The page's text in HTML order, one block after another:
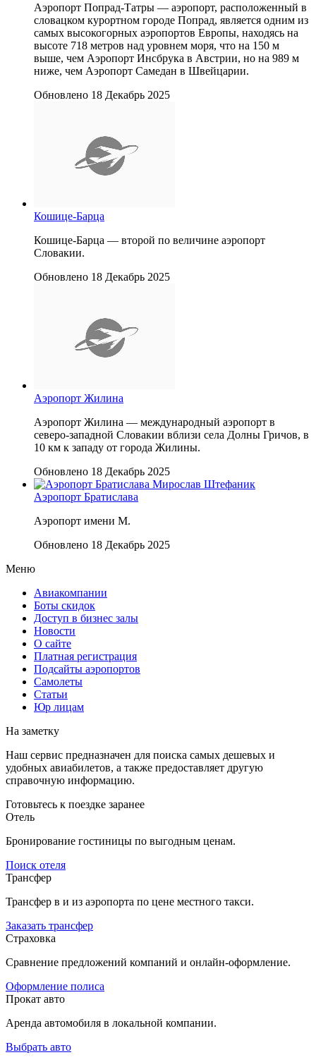
Аэропорт Попрад-Татры — аэропорт, расположенный в
словацком курортном городе Попрад, является одним из
самых высокогорных аэропортов Европы, находясь на
высоте 718 метров над уровнем моря, что на 150 м
выше, чем Аэропорт Инсбрука в Австрии, но на 989 м
ниже, чем Аэропорт Самедан в Швейцарии.
Обновлено 18 Декабрь 2025
Кошице-Барца
Кошице-Барца — второй по величине аэропорт
Словакии.
Обновлено 18 Декабрь 2025
Аэропорт Жилина
Аэропорт Жилина — международный аэропорт в
северо-западной Словакии вблизи села Долны Гричов, в
10 км к западу от города Жилины.
Обновлено 18 Декабрь 2025
Аэропорт Братислава
Аэропорт имени М.
Обновлено 18 Декабрь 2025
Меню
Авиакомпании
Боты скидок
Доступ в бизнес залы
Новости
О сайте
Платная регистрация
Подсайты аэропортов
Самолеты
Статьи
Юр лицам
На заметку
Наш сервис предназначен для поиска самых дешевых и
удобных авиабилетов, а также предоставляет другую
справочную информацию.
Готовьтесь к поездке заранее
Отель
Бронирование гостиницы по выгодным ценам.
Поиск отеля
Трансфер
Трансфер в и из аэропорта по цене местного такси.
Заказать трансфер
Страховка
Сравнение предложений компаний и онлайн-оформление.
Оформление полиса
Прокат авто
Аренда автомобиля в локальной компании.
Выбрать авто